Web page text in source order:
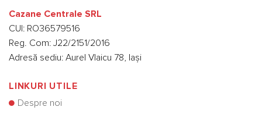
Cazane Centrale SRL
CUI: RO36579516
Reg. Com: J22/2151/2016
Adresă sediu: Aurel Vlaicu 78, Iași
LINKURI UTILE
Despre noi